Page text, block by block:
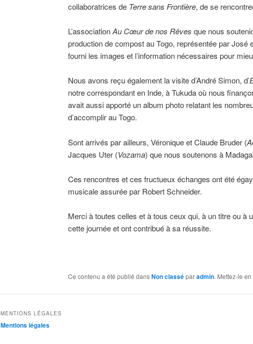
collaboratrices de Terre sans Frontière, de se
L’associationAu Cœur de nos Rêves que nous
production de compost au Togo, représentée par José
fourni les images et l’information nécessaires pour
Nous avons reçu également la visite d’André Simon, d’
notre correspondant en Inde, à Tukuda où nous
avait aussi apporté un album photo relatant les
d’accomplir au Togo.
Sont arrivés par ailleurs, Véronique et Claude Bruder (
Jacques Uter (Vozama) que nous soutenons à
Ces rencontres et ces fructueux échanges ont été
musicale assurée par Robert Schneider.
Merci à toutes celles et à tous ceux qui, à un titre ou à
cette journée et ont contribué à sa réussite.
Ce contenu a été publié dansNon classéparadmin. Mettez-le
MENTIONS LÉGALES
Mentions légales